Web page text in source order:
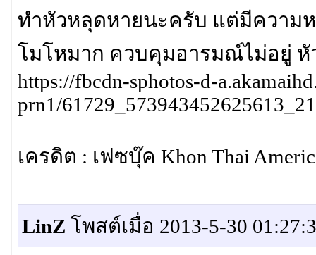
ทำหัวหลุดหายนะครับ แต่มีความ
โมโหมาก ควบคุมอารมณ์ไม่อยู่ หั
https://fbcdn-sphotos-d-
prn1/
เครดิต : เฟซบุ๊ค Khon Thai
LinZ โพสต์เมื่อ 2013-5-30